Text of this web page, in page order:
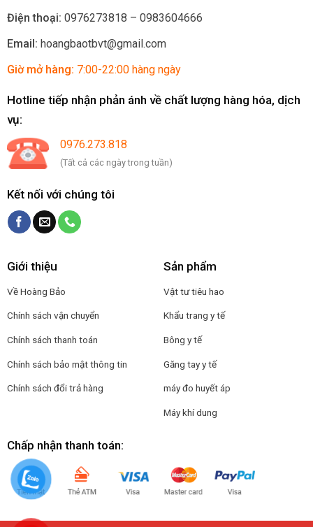
Điện thoại: 0976273818 – 0983604666
Email: hoangbaotbvt@gmail.com
Giờ mở hàng: 7:00-22:00 hàng ngày
Hotline tiếp nhận phản ánh về chất lượng hàng hóa, dịch
vụ:
0976.273.818
(Tất cả các ngày trong tuần)
Kết nối với chúng tôi
Giới thiệu
Về Hoàng Bảo
Chính sách vận chuyển
Chính sách thanh toán
Chính sách bảo mật thông tin
Chính sách đổi trả hàng
Sản phẩm
Vật tư tiêu hao
Khẩu trang y tế
Bông y tế
Găng tay y tế
máy đo huyết áp
Máy khí dung
Chấp nhận thanh toán: